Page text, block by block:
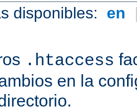
disponibles: en
.htaccess
en la